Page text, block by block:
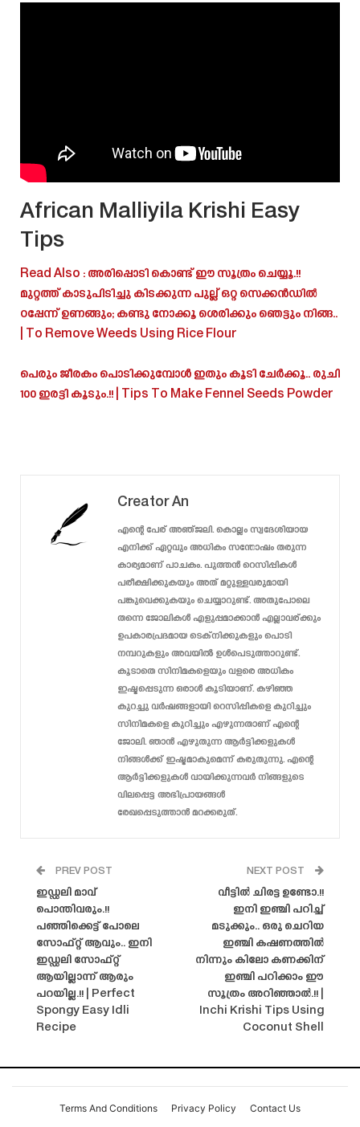
African Malliyila Krishi Easy
Tips
Read Also : അരിപ്പൊടി കൊണ്ട് ഈ സൂത്രം ചെയ്യൂ.!!
മുറ്റത്ത് കാടുപിടിച്ചു കിടക്കുന്ന പുല്ല് ഒറ്റ സെക്കൻഡിൽ
ഠപ്പേന്ന് ഉണങ്ങും; കണ്ടു നോക്കൂ ശെരിക്കും ഞെട്ടും നിങ്ങ..
| To Remove Weeds Using Rice Flour
പെരും ജീരകം പൊടിക്കുമ്പോൾ ഇതും കൂടി ചേർക്കൂ.. രുചി
100 ഇരട്ടി കൂടും.!! | Tips To Make Fennel Seeds Powder
Creator An
എന്റെ പേര് അഞ്ജലി. കൊല്ലം സ്വദേശിയായ
എനിക്ക് ഏറ്റവും അധികം സന്തോഷം തരുന്ന
കാര്യമാണ് പാചകം. പുത്തൻ റെസിപ്പികൾ
പരീക്ഷിക്കുകയും അത് മറ്റുള്ളവരുമായി
പങ്കുവെക്കുകയും ചെയ്യാറുണ്ട്. അതുപോലെ
തന്നെ ജോലികൾ എളുപ്പമാക്കാൻ എല്ലാവര്ക്കും
ഉപകാരപ്രദമായ ടെക്‌നിക്കുകളും പൊടി
നമ്പറുകളും അവയിൽ ഉൾപെടുത്താറുണ്ട്.
കൂടാതെ സിനിമകളെയും വളരെ അധികം
ഇഷ്ടപ്പെടുന്ന ഒരാൾ കൂടിയാണ്. കഴിഞ്ഞ
കുറച്ചു വർഷങ്ങളായി റെസിപ്പികളെ കുറിച്ചും
സിനിമകളെ കുറിച്ചും എഴുന്നതാണ് എന്റെ
ജോലി. ഞാൻ എഴുതുന്ന ആർട്ടിക്കളുകൾ
നിങ്ങൾക്ക് ഇഷ്ടമാകുമെന്ന് കരുതുന്നു. എന്റെ
ആർട്ടിക്കളുകൾ വായിക്കുന്നവർ നിങ്ങളുടെ
വിലപ്പെട്ട അഭിപ്രായങ്ങൾ
രേഖപ്പെടുത്താൻ മറക്കരുത്.
PREV POST
ഇഡ്ഡലി മാവ്
പൊന്തിവരും.!!
പഞ്ഞിക്കെട്ട് പോലെ
സോഫ്റ്റ്‌ ആവും.. ഇനി
ഇഡ്ഡലി സോഫ്റ്റ്
ആയില്ലാന്ന് ആരും
പറയില്ല.!! | Perfect
Spongy Easy Idli
Recipe
NEXT POST
വീട്ടിൽ ചിരട്ട ഉണ്ടോ.!!
ഇനി ഇഞ്ചി പറിച്ച്
മടുക്കും.. ഒരു ചെറിയ
ഇഞ്ചി കഷണത്തിൽ
നിന്നും കിലോ കണക്കിന്
ഇഞ്ചി പറിക്കാം ഈ
സൂത്രം അറിഞ്ഞാൽ.!! |
Inchi Krishi Tips Using
Coconut Shell
Terms And Conditions Privacy Policy Contact Us